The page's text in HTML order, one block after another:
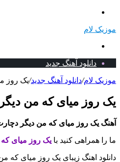
موزیک لام
دانلود آهنگ جدید
موزیک لام/دانلود آهنگ جدید/یک روز
یک روز میای که من دیگر
آهنگ یک روز میای که من دیگر
ما را همراهی کنید با یک روز میای
دانلود اهنگ زیبای یک روز میای که